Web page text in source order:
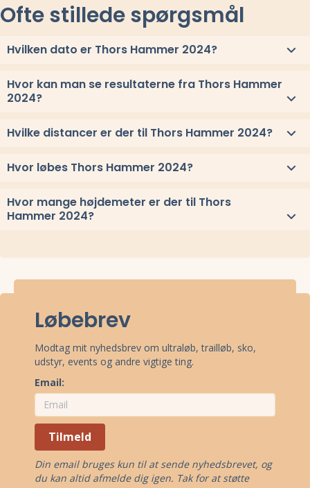
Ofte stillede spørgsmål
Hvilken dato er Thors Hammer 2024?
Thors Hammer 2024 løbes fredag 17. maj 2024.
Hvor kan man se resultaterne fra Thors Hammer
2024?
Se link til resultaterne eller se alle vindere herover
Hvilke distancer er der til Thors Hammer 2024?
Til Thors Hammer 2024 løbes distancerne 14 km, og 7 km
Hvor løbes Thors Hammer 2024?
Thors Hammer 2024 løbes ved Them, Midtjylland.
Stævnepladsen har adressen Horsbjergvej 11, 8653 Them.
oppe under korteller få
Hvor mange højdemeter er der til Thors
Hammer 2024?
14 km: 800 m
Oplysningerne stammer enten fra officielle oplysninger fra
arrangørerne eller fra offentlige Strava-uploads fra deltagere.
Løbebrev
Modtag mit nyhedsbrev om ultraløb, trailløb, sko,
udstyr, events og andre vigtige ting.
Email:
Tilmeld
Din email bruges kun til at sende nyhedsbrevet, og
du kan altid afmelde dig igen. Tak for at støtte